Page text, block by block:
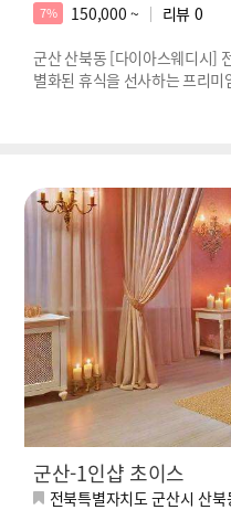
7% 150,000 ~ 리뷰 0
군산 산북동 [다이아스웨디시]
별화된 휴식을 선사하는 프리미
군산-1인샵 초이스
전북특별자치도 군산시 산